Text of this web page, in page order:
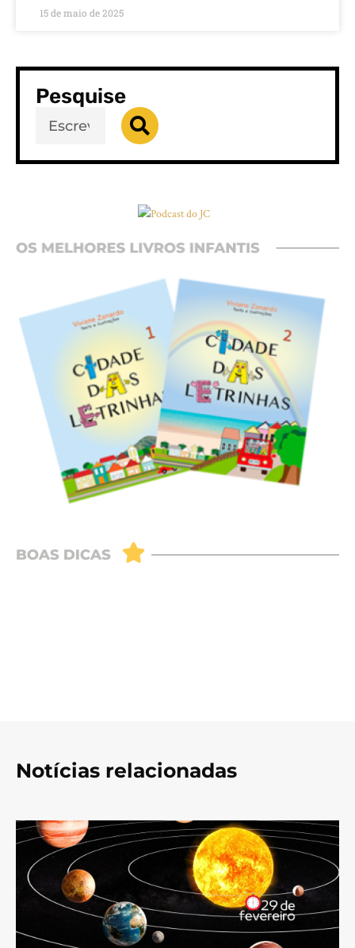
15 de maio de 2025
Pesquise
Notícias relacionadas